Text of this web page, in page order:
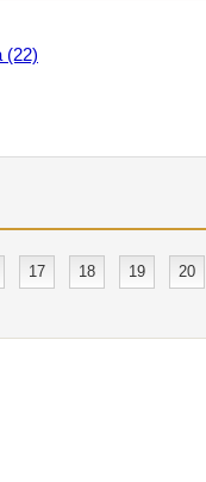
(22)
17 18 19
20